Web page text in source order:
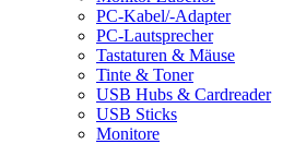
PC-Kabel/-Adapter
PC-Lautsprecher
Tastaturen & Mäuse
Tinte & Toner
USB Hubs & Cardreader
USB Sticks
Monitore